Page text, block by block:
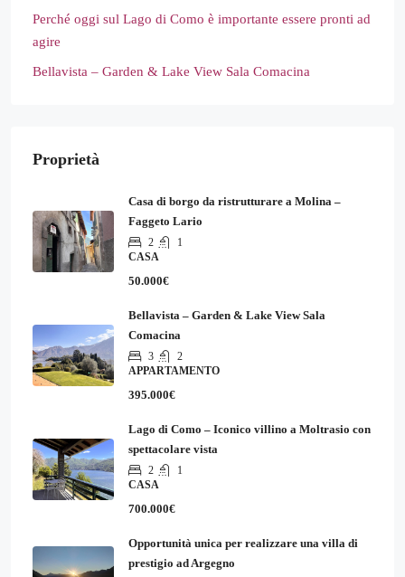
Perché oggi sul Lago di Como è importante essere pronti ad
agire
Bellavista – Garden & Lake View Sala Comacina
Proprietà
Casa di borgo da ristrutturare a Molina –
Faggeto Lario
2
1
CASA
50.000€
Bellavista – Garden & Lake View Sala
Comacina
3
2
APPARTAMENTO
395.000€
Lago di Como – Iconico villino a Moltrasio con
spettacolare vista
2
1
CASA
700.000€
Opportunità unica per realizzare una villa di
prestigio ad Argegno